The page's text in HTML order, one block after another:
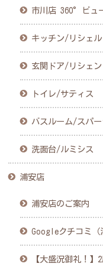
市川店 360°ビュ
キッチン/リシェル
玄関ドア/リシェン
トイレ/サティス
バスルーム/スパー
洗面台/ルミシス
浦安店
浦安店のご案内
Googleクチコミ（
【大盛況御礼！】